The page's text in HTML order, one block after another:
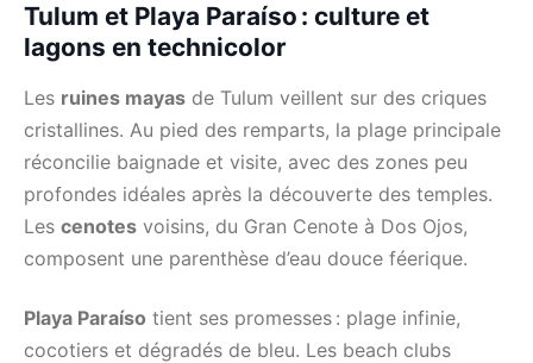
Tulum et Playa Paraíso : culture et
lagons en technicolor
Les ruines mayas de Tulum veillent sur des criques
cristallines. Au pied des remparts, la plage principale
réconcilie baignade et visite, avec des zones peu
profondes idéales après la découverte des temples.
Les cenotes voisins, du Gran Cenote à Dos Ojos,
composent une parenthèse d’eau douce féerique.
Playa Paraíso tient ses promesses : plage infinie,
cocotiers et dégradés de bleu. Les beach clubs